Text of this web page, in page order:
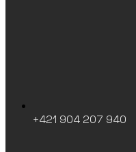
+421 904 207 940